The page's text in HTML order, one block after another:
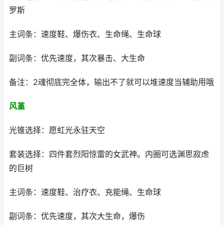
罗斯
主词条：速度鞋、爆伤衣、生命绳、生命球
副词条：优先速度，其次暴击、大生命
备注：2魂彻底完全体，输出不了就可以堆速度当辅助用哦
风堇
光锥选择：愿虹光永驻天空
套装选择：四件套烈阳惊雷的女武神。内圈可选渊思寂虑
的巨树
主词条：速度鞋、治疗衣、充能绳、生命球
副词条：优先速度，其次大生命，爆伤